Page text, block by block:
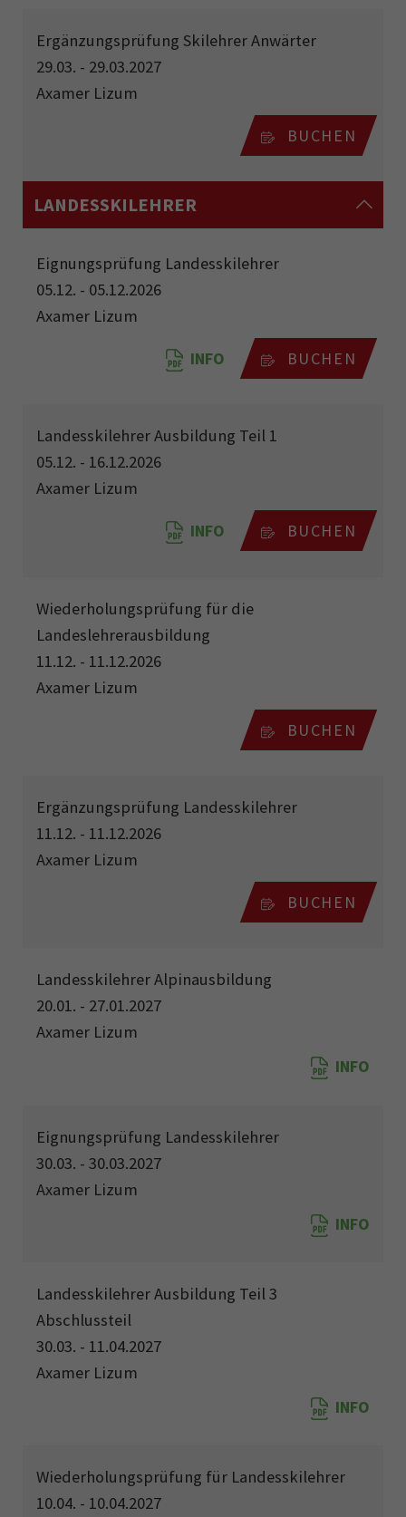
Ergänzungsprüfung Skilehrer Anwärter
29.03. - 29.03.2027
Axamer Lizum
BUCHEN
LANDESSKILEHRER
Eignungsprüfung Landesskilehrer
05.12. - 05.12.2026
Axamer Lizum
INFO BUCHEN
Landesskilehrer Ausbildung Teil 1
05.12. - 16.12.2026
Axamer Lizum
INFO BUCHEN
Wiederholungsprüfung für die
Landeslehrerausbildung
11.12. - 11.12.2026
Axamer Lizum
BUCHEN
Ergänzungsprüfung Landesskilehrer
11.12. - 11.12.2026
Axamer Lizum
BUCHEN
Landesskilehrer Alpinausbildung
20.01. - 27.01.2027
Axamer Lizum
INFO
Eignungsprüfung Landesskilehrer
30.03. - 30.03.2027
Axamer Lizum
INFO
Landesskilehrer Ausbildung Teil 3
Abschlussteil
30.03. - 11.04.2027
Axamer Lizum
INFO
Wiederholungsprüfung für Landesskilehrer
10.04. - 10.04.2027